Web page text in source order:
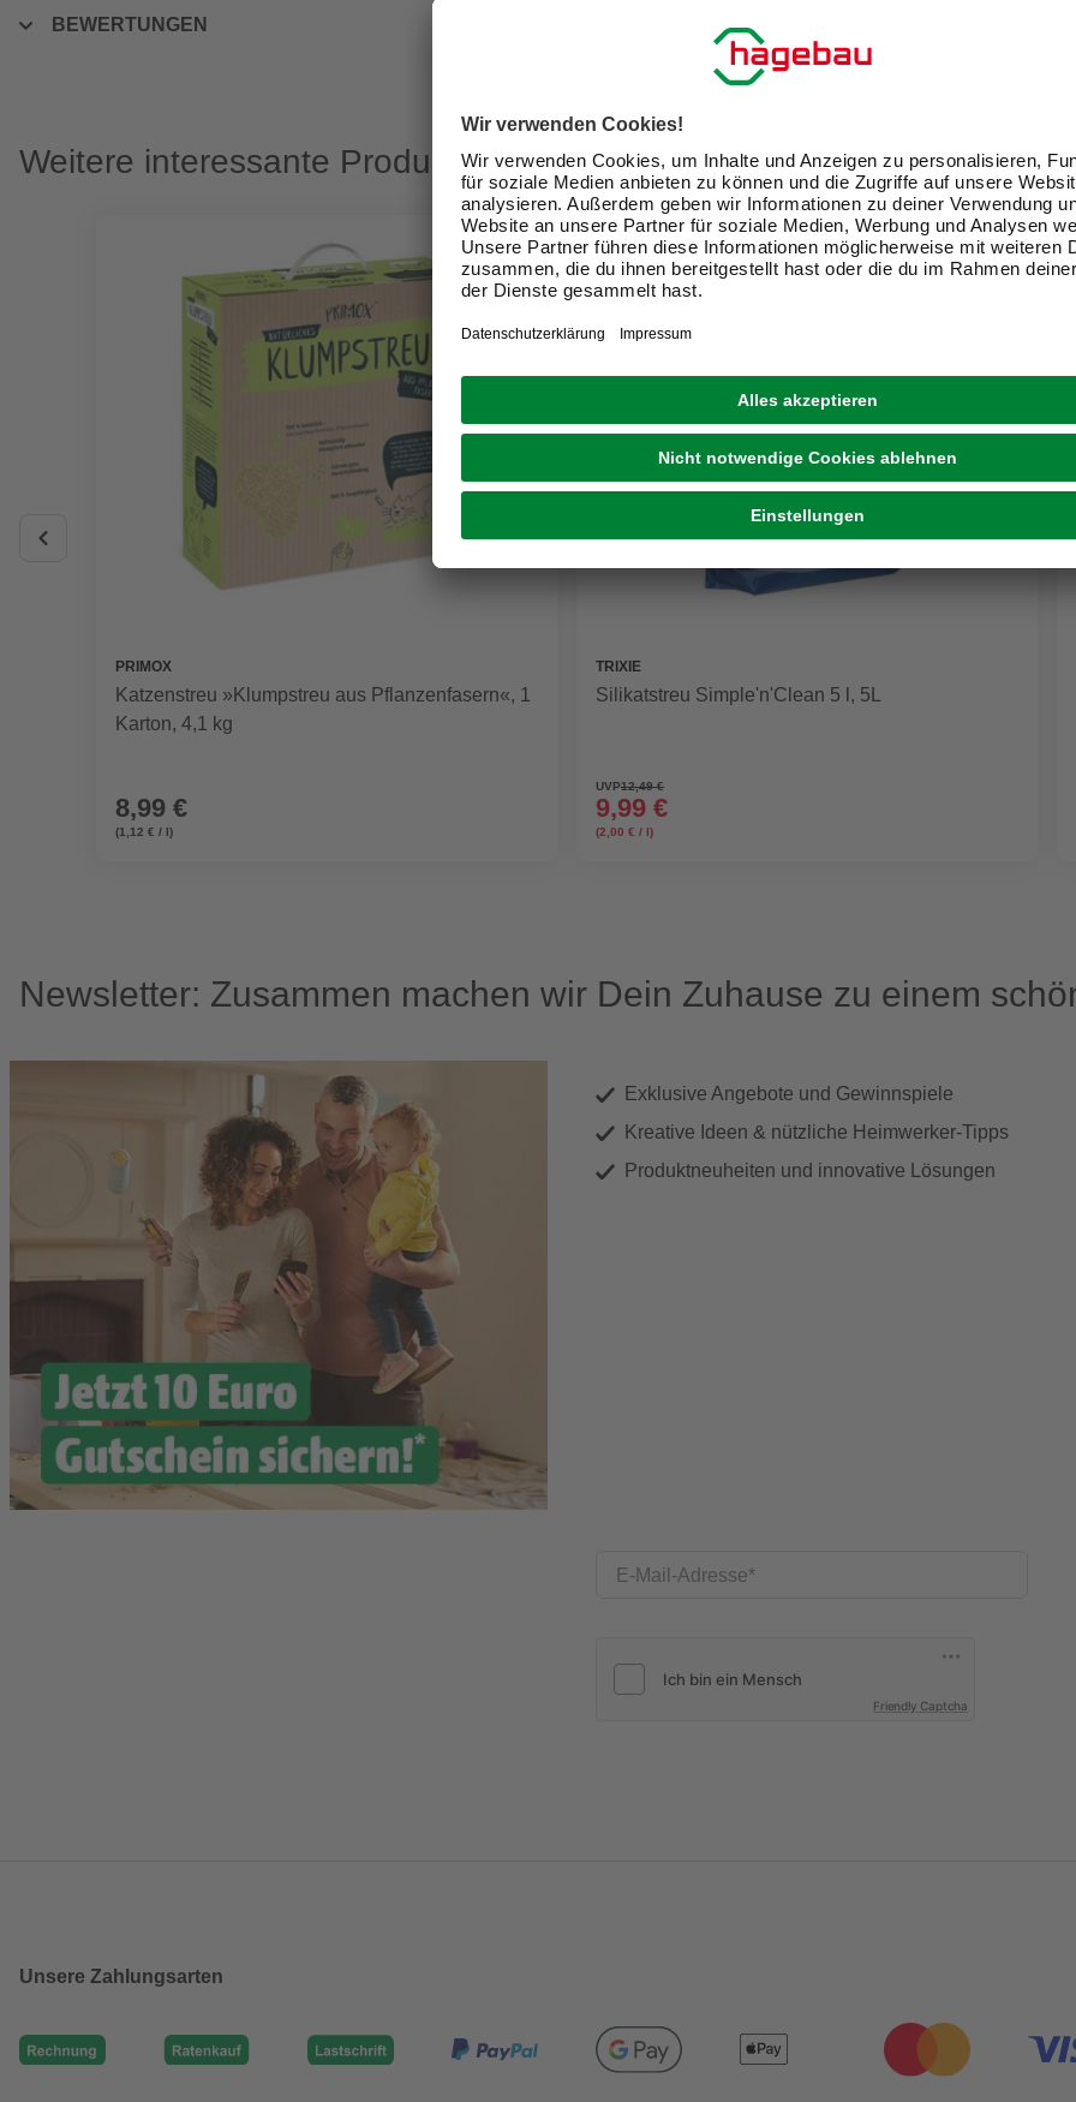
BEWERTUNGEN
Weitere interessante Produkte
PRIMOX
Katzenstreu »Klumpstreu aus Pflanzenfasern«, 1
Karton, 4,1 kg
8,99 €
(1,12 € / l)
TRIXIE
Silikatstreu Simple'n'Clean 5 l, 5L
UVP12,49 €
9,99 €
(2,00 € / l)
Newsletter: Zusammen machen wir Dein Zuhause zu einem
Exklusive Angebote und Gewinnspiele
Kreative Ideen & nützliche Heimwerker-Tipps
Produktneuheiten und innovative Lösungen
E-Mail-Adresse
Friendly Captcha
Unsere Zahlungsarten